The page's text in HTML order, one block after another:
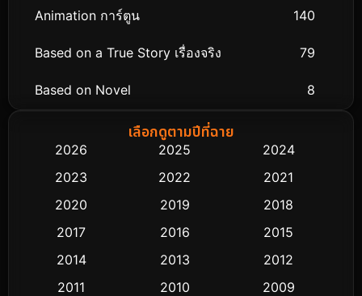
Animation การ์ตูน 140
Based on a True Story เรื่องจริง 79
Based on Novel 8
Biography ชีวิตจริง
Classic หนังคลาสสิก
Comedy ตลก 435
เลือกดูตามปีที่ฉาย
2026 2025
2024
2023
2022
2021
2020
2019
2018
2017
2016
2015
2014
2013
2012
2011
2010
2009